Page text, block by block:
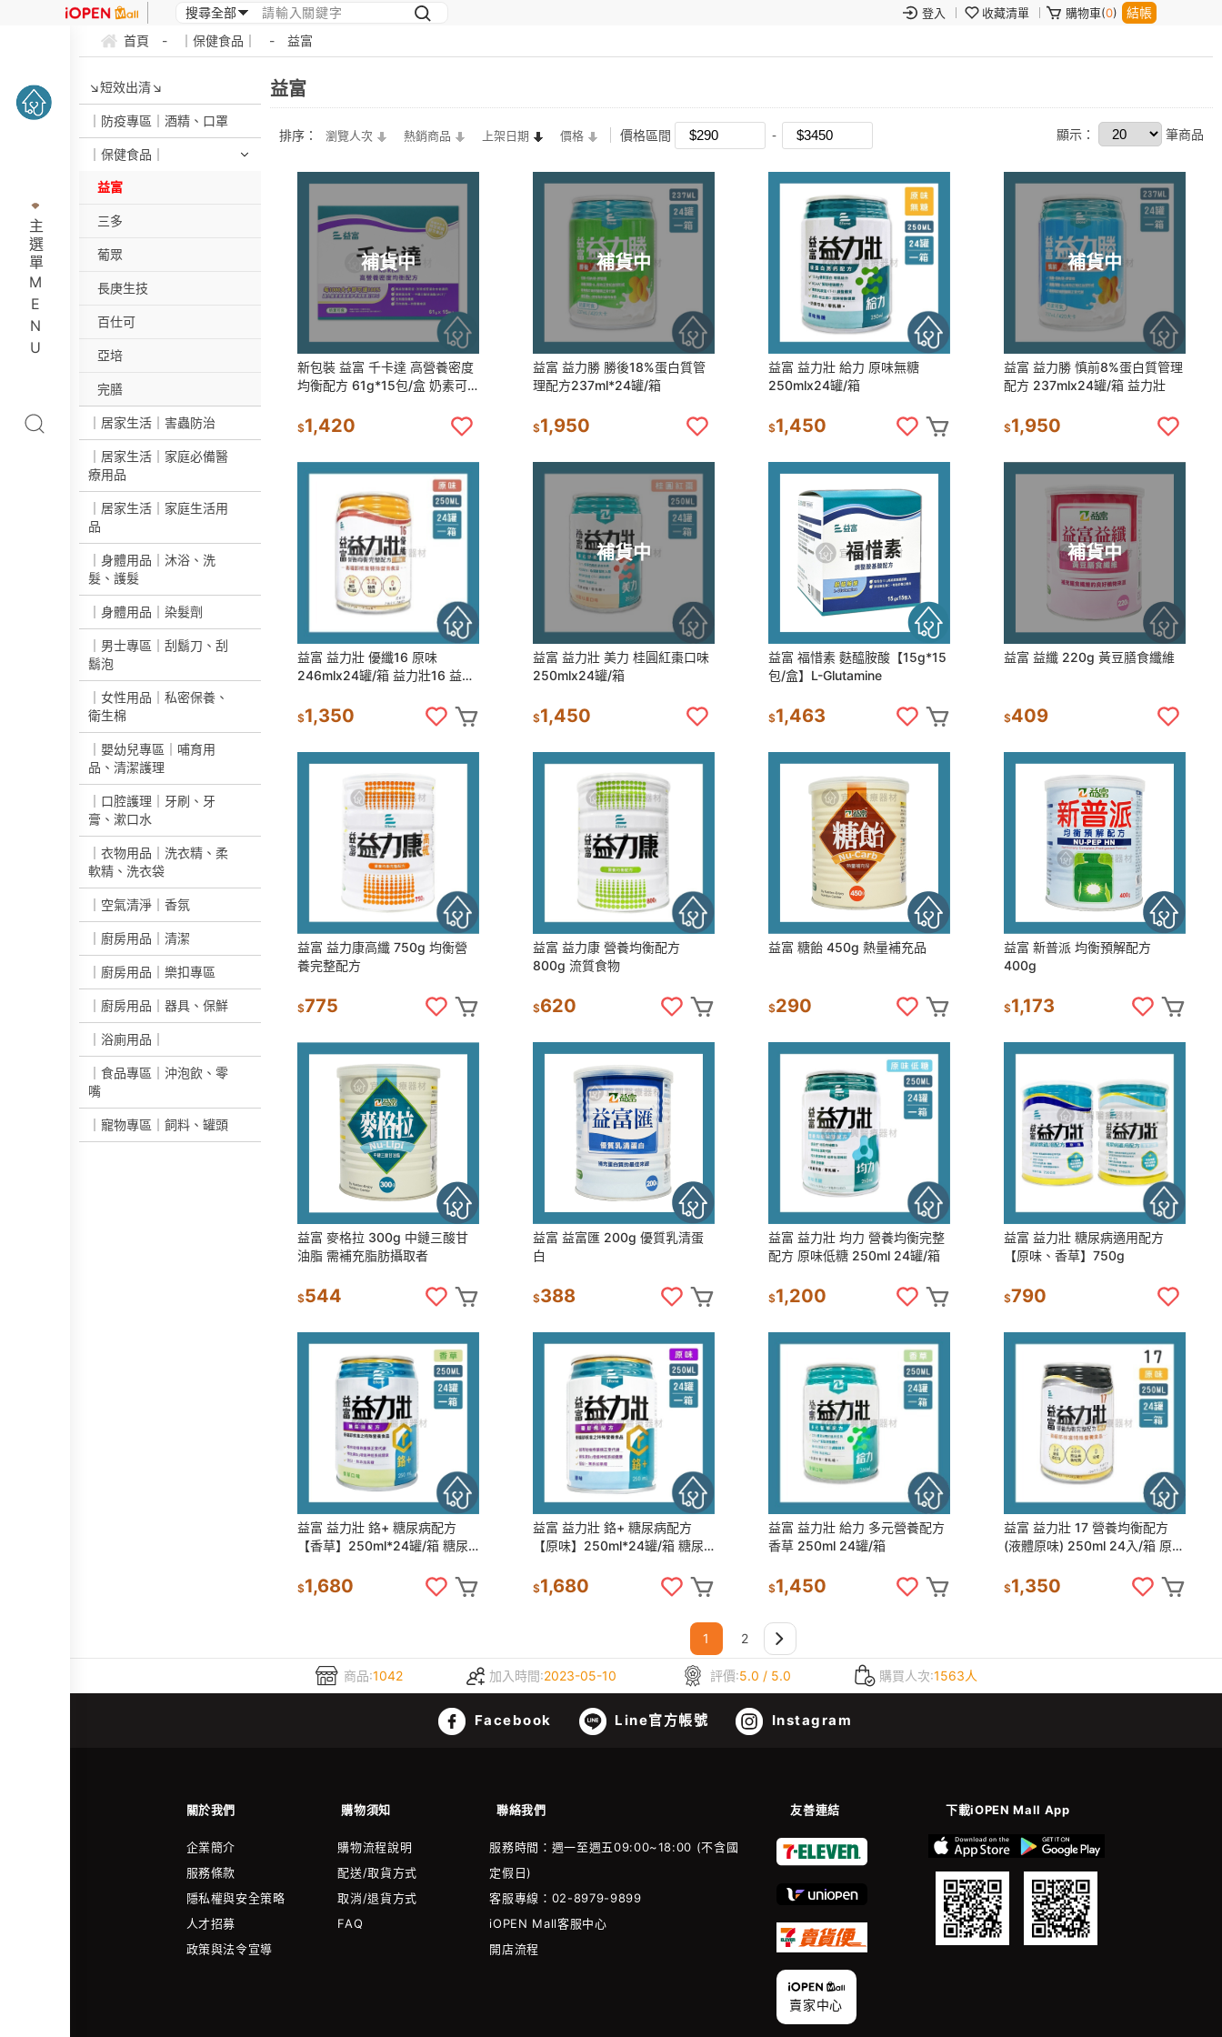
登入 收藏清單 購物車(0) 結帳
主選單MENU
首頁 - ｜保健食品｜ - 益富
↘短效出清↘
｜防疫專區｜酒精、口罩
｜保健食品｜
益富
三多
葡眾
長庚生技
百仕可
亞培
完膳
｜居家生活｜害蟲防治
｜居家生活｜家庭必備醫
療用品
｜居家生活｜家庭生活用
品
｜身體用品｜沐浴、洗
髮、護髮
｜身體用品｜染髮劑
｜男士專區｜刮鬍刀、刮
鬍泡
｜女性用品｜私密保養、
衛生棉
｜嬰幼兒專區｜哺育用
品、清潔護理
｜口腔護理｜牙刷、牙
膏、漱口水
｜衣物用品｜洗衣精、柔
軟精、洗衣袋
｜空氣清淨｜香氛
｜廚房用品｜清潔
｜廚房用品｜樂扣專區
｜廚房用品｜器具、保鮮
｜浴廁用品｜
｜食品專區｜沖泡飲、零
嘴
｜寵物專區｜飼料、罐頭
益富
排序： 瀏覽人次 熱銷商品 上架日期 價格 價格區間 顯示： 筆商品
補貨中
新包裝 益富 千卡達 高營養密度
均衡配方 61g*15包/盒 奶素可
$1,420
補貨中
益富 益力勝 勝後18%蛋白質管
理配方237ml*24罐/箱
$1,950
益富 益力壯 給力 原味無糖
250mlx24罐/箱
$1,450
補貨中
益富 益力勝 慎前8%蛋白質管理
配方 237mlx24罐/箱 益力壯
$1,950
益富 益力壯 優纖16 原味
246mlx24罐/箱 益力壯16 益力
$1,350
補貨中
益富 益力壯 美力 桂圓紅棗口味
250mlx24罐/箱
$1,450
益富 福惜素 麩醯胺酸【15g*15
包/盒】L-Glutamine
$1,463
補貨中
益富 益纖 220g 黃豆膳食纖維
$409
益富 益力康高纖 750g 均衡營
養完整配方
$775
益富 益力康 營養均衡配方
800g 流質食物
$620
益富 糖飴 450g 熱量補充品
$290
益富 新普派 均衡預解配方
400g
$1,173
益富 麥格拉 300g 中鏈三酸甘
油脂 需補充脂肪攝取者
$544
益富 益富匯 200g 優質乳清蛋
白
$388
益富 益力壯 均力 營養均衡完整
配方 原味低糖 250ml 24罐/箱
$1,200
益富 益力壯 糖尿病適用配方
【原味、香草】750g
$790
益富 益力壯 鉻+ 糖尿病配方
【香草】250ml*24罐/箱 糖尿
$1,680
益富 益力壯 鉻+ 糖尿病配方
【原味】250ml*24罐/箱 糖尿
$1,680
益富 益力壯 給力 多元營養配方
香草 250ml 24罐/箱
$1,450
益富 益力壯 17 營養均衡配方
(液體原味) 250ml 24入/箱 原：
限三箱】
$1,350
1 2
商品:1042 加入時間:2023-05-10 評價:5.0 / 5.0 購買人次:1563人
Facebook Line官方帳號 Instagram
關於我們 購物須知 聯絡我們 友善連結 下載iOPEN Mall App
企業簡介
服務條款
隱私權與安全策略
人才招募
政策與法令宣導
購物流程說明
配送/取貨方式
取消/退貨方式
FAQ
服務時間：週一至週五09:00~18:00 (不含國
定假日)
客服專線：02-8979-9899
iOPEN Mall客服中心
開店流程
賣家中心